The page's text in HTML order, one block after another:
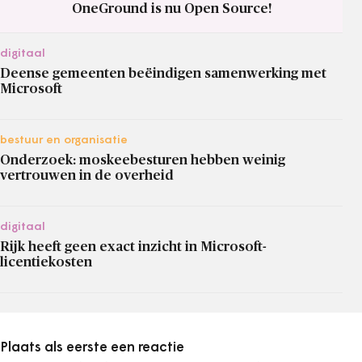
OneGround is nu Open Source!
digitaal
Deense gemeenten beëindigen samenwerking met
Microsoft
bestuur en organisatie
Onderzoek: moskeebesturen hebben weinig
vertrouwen in de overheid
digitaal
Rijk heeft geen exact inzicht in Microsoft-
licentiekosten
Plaats als eerste een reactie